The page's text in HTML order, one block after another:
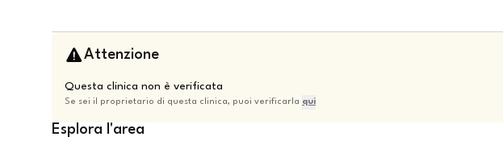
Attenzione
Questa clinica non è verificata
Se sei il proprietario di questa clinica, puoi verificarla qui
Esplora l'area